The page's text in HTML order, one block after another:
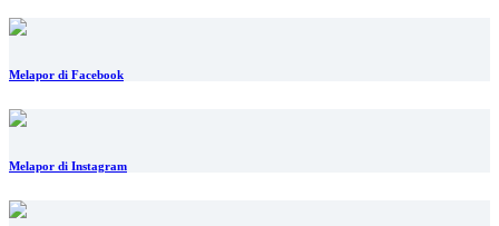
Melapor di Facebook
Melapor di Instagram